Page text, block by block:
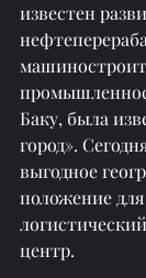
известен
Баку, была
город».
выгодное
положение
центр.